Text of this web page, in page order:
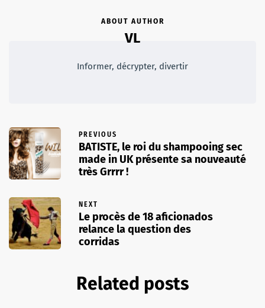
ABOUT AUTHOR
VL
Informer, décrypter, divertir
PREVIOUS
BATISTE, le roi du shampooing sec
made in UK présente sa nouveauté
très Grrrr !
NEXT
Le procès de 18 aficionados
relance la question des
corridas
Related posts